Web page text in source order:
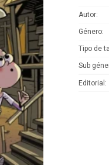
Autor
Género
Tipo de
Sub
Editorial